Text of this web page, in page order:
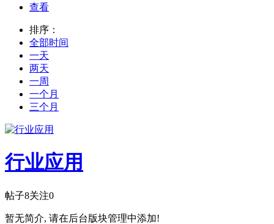
查看
排序：
全部时间
一天
两天
一周
一个月
三个月
行业应用
帖子8关注0
暂无简介, 请在后台版块管理中添加!